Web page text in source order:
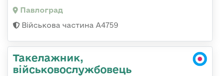
Павлоград
Військова частина А4759
Такелажник,
військовослужбовець